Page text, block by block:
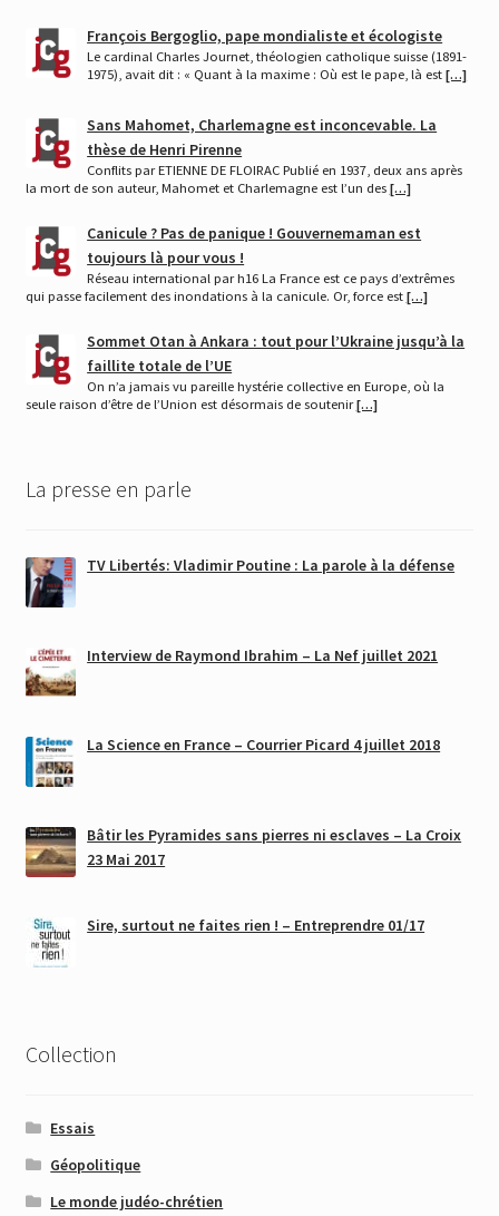
François Bergoglio, pape mondialiste et écologiste
Le cardinal Charles Journet, théologien catholique suisse (1891-
1975), avait dit : « Quant à la maxime : Où est le pape, là est[…]
Sans Mahomet, Charlemagne est inconcevable. La
thèse de Henri Pirenne
Conflits par ETIENNE DE FLOIRAC Publié en 1937, deux ans après
la mort de son auteur, Mahomet et Charlemagne est l’un des […]
Canicule ? Pas de panique ! Gouvernemaman est
toujours là pour vous !
Réseau international par h16 La France est ce pays d’extrêmes
qui passe facilement des inondations à la canicule. Or, force est […]
Sommet Otan à Ankara : tout pour l’Ukraine jusqu’à la
faillite totale de l’UE
On n’a jamais vu pareille hystérie collective en Europe, où la
seule raison d’être de l’Union est désormais de soutenir[…]
La presse en parle
TV Libertés: Vladimir Poutine : La parole à la défense
Interview de Raymond Ibrahim – La Nef juillet 2021
La Science en France – Courrier Picard 4 juillet 2018
Bâtir les Pyramides sans pierres ni esclaves – La Croix
23 Mai 2017
Sire, surtout ne faites rien ! – Entreprendre 01/17
Collection
Essais
Géopolitique
Le monde judéo-chrétien